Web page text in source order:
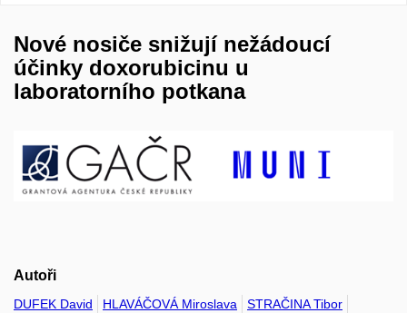
Nové nosiče snižují nežádoucí
účinky doxorubicinu u
laboratorního potkana
Autoři
DUFEK David HLAVÁČOVÁ Miroslava
STRAČINA Tibor